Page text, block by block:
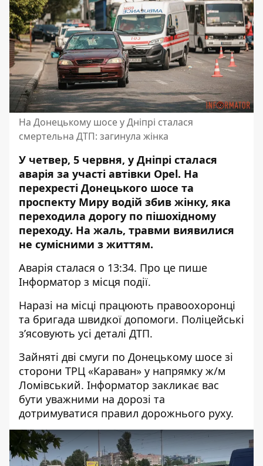
На Донецькому шосе у Дніпрі сталася
смертельна ДТП: загинула жінка
У четвер, 5 червня, у Дніпрі сталася
аварія за участі автівки Opel. На
перехресті Донецького шосе та
проспекту Миру водій збив жінку, яка
переходила дорогу по пішохідному
переходу. На жаль, травми виявилися
не сумісними з життям.
Аварія сталася о 13:34. Про це пише
Інформатор з місця події.
Наразі на місці працюють правоохоронці
та бригада швидкої допомоги. Поліцейські
зʼясовують усі деталі ДТП.
Зайняті дві смуги по Донецькому шосе зі
сторони ТРЦ «Караван» у напрямку ж/м
Ломівський. Інформатор закликає вас
бути уважними на дорозі та
дотримуватися правил дорожнього руху.